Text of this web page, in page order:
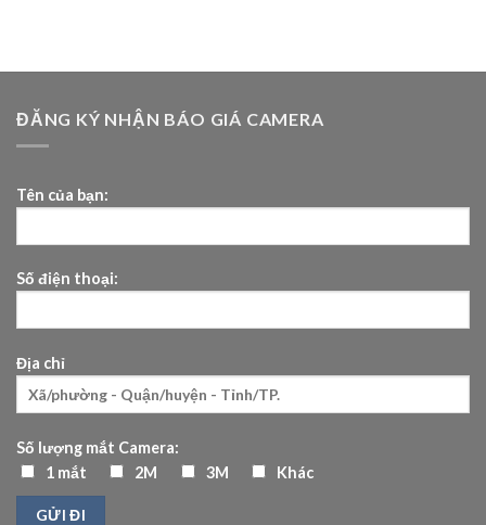
ĐĂNG KÝ NHẬN BÁO GIÁ CAMERA
Tên của bạn:
Số điện thoại:
Địa chỉ
Số lượng mắt Camera:
1 mắt
2M 3M Khác